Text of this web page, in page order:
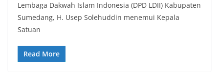
Lembaga Dakwah Islam Indonesia (DPD LDII) Kabupaten
Sumedang, H. Usep Solehuddin menemui Kepala
Satuan
Read More